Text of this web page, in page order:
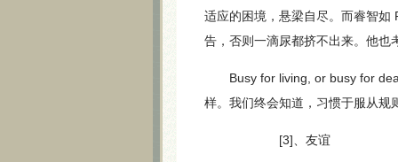
适应的困境，悬梁自尽。而睿智如
告，否则一滴尿都挤不出来。他也
Busy for living, or busy for
样。我们终会知道，习惯于服从规
[3]、友谊